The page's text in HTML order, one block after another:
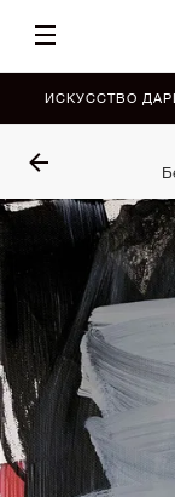
ИСКУССТВО